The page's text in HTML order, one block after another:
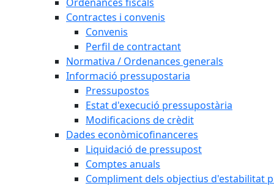
Contractes i convenis
Convenis
Perfil de contractant
Normativa / Ordenances generals
Informació pressupostaria
Pressupostos
Estat d'execució pressupostària
Modificacions de crèdit
Dades econòmicofinanceres
Liquidació de pressupost
Comptes anuals
Compliment dels objectius d'estabilitat